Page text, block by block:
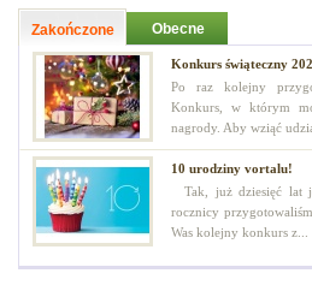
Zakończone Obecne
Konkurs świąteczny
Po raz kolejny
Konkurs, w którym
nagrody. Aby wziąć
10 urodziny vortalu!
Tak, już dziesięć lat
rocznicy
Was kolejny konkurs z...